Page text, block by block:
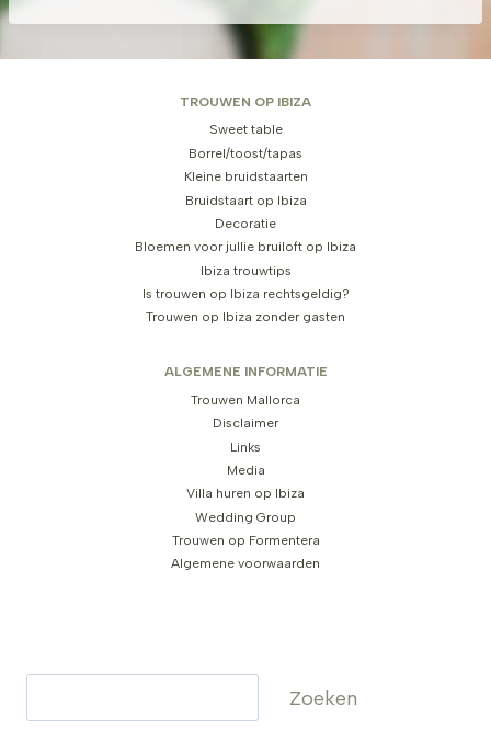
TROUWEN OP IBIZA
Sweet table
Borrel/toost/tapas
Kleine bruidstaarten
Bruidstaart op Ibiza
Decoratie
Bloemen voor jullie bruiloft op Ibiza
Ibiza trouwtips
Is trouwen op Ibiza rechtsgeldig?
Trouwen op Ibiza zonder gasten
ALGEMENE INFORMATIE
Trouwen Mallorca
Disclaimer
Links
Media
Villa huren op Ibiza
Wedding Group
Trouwen op Formentera
Algemene voorwaarden
Zoeken